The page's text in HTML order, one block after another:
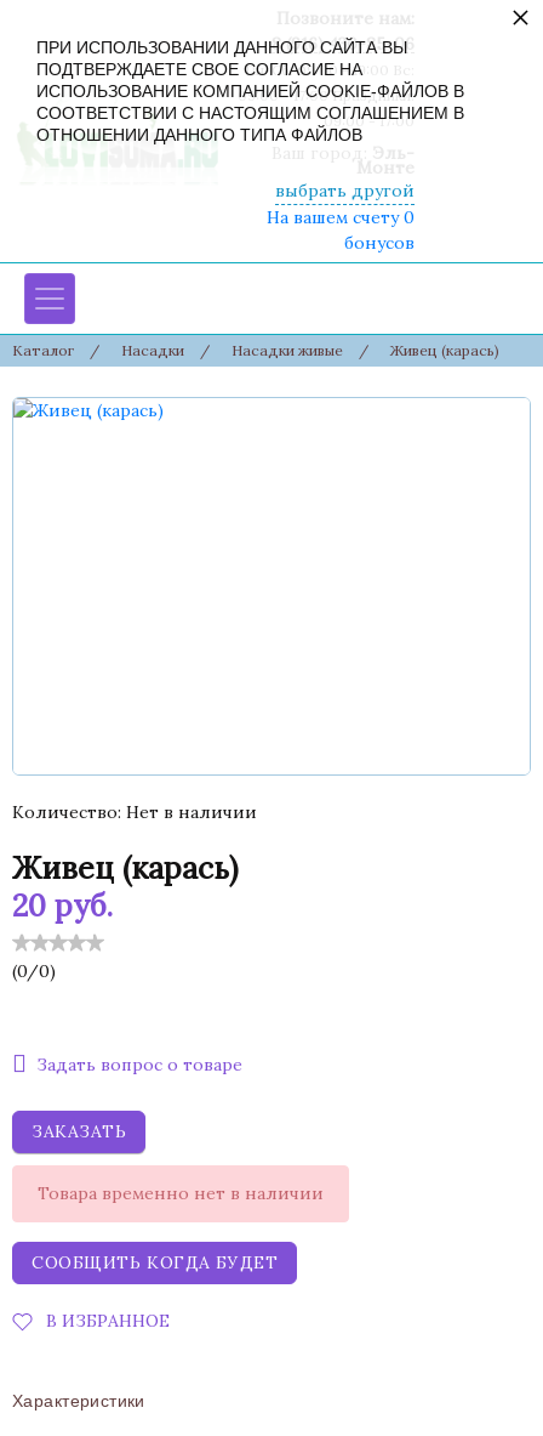
8 (916) 430-85-06
Пн-Сб: 09:00 - 19:00 Вс:
09:00 - 17:00 Праздники:
09:00 - 17:00
выбрать другой
На вашем счету 0
бонусов
Каталог / Насадки / Насадки живые / Живец (карась)
Количество Нет в наличии
Живец (карась)
20 руб.
(0/0)
Задать вопрос о товаре
ЗАКАЗАТЬ
Товара временно нет в наличии
СООБЩИТЬ КОГДА БУДЕТ
В ИЗБРАННОЕ
Характеристики
ПРИ ИСПОЛЬЗОВАНИИ ДАННОГО САЙТА ВЫ
ПОДТВЕРЖДАЕТЕ СВОЕ СОГЛАСИЕ НА
ИСПОЛЬЗОВАНИЕ КОМПАНИЕЙ COOKIE-ФАЙЛОВ В
СООТВЕТСТВИИ С НАСТОЯЩИМ СОГЛАШЕНИЕМ В
ОТНОШЕНИИ ДАННОГО ТИПА ФАЙЛОВ
×